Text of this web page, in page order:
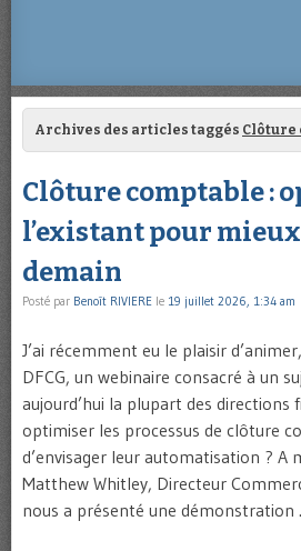
Archives des articles taggés Clôture
Clôture comptable :
l’existant pour
demain
Posté par Benoît RIVIERE le 19 juillet 2026, 1:34 am
J’ai récemment eu le plaisir
DFCG, un webinaire consacré à un
aujourd’hui la plupart des directions
optimiser les processus de clôture
d’envisager leur automatisation ? A
Matthew Whitley, Directeur
nous a présenté une démonstration